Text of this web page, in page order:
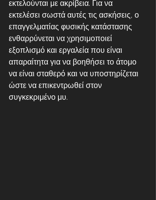
εκτελούνται με ακρίβεια. Για να
εκτελέσει σωστά αυτές τις ασκήσεις, ο
επαγγελματίας φυσικής κατάστασης
ενθαρρύνεται να χρησιμοποιεί
εξοπλισμό και εργαλεία που είναι
απαραίτητα για να βοηθήσει το άτομο
να είναι σταθερό και να υποστηρίζεται
ώστε να επικεντρωθεί στον
συγκεκριμένο μυ.